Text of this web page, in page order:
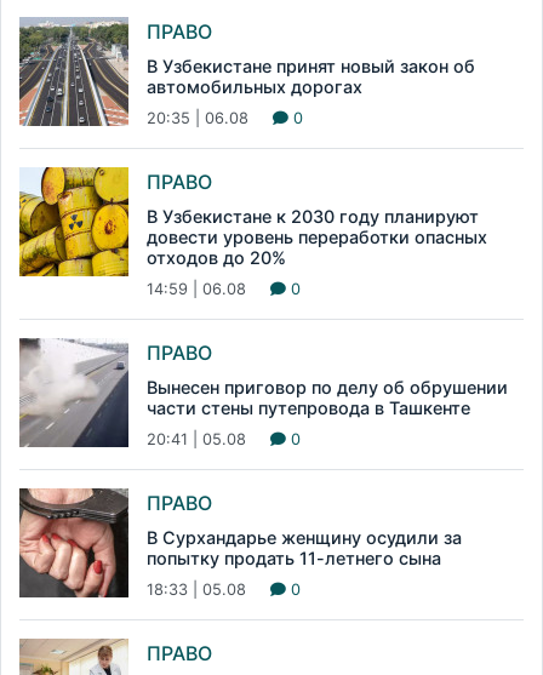
ПРАВО
В Узбекистане принят новый закон об
автомобильных дорогах
20:35 | 06.08 0
ПРАВО
В Узбекистане к 2030 году планируют
довести уровень переработки опасных
отходов до 20%
14:59 | 06.08 0
ПРАВО
Вынесен приговор по делу об обрушении
части стены путепровода в Ташкенте
20:41 | 05.08 0
ПРАВО
В Сурхандарье женщину осудили за
попытку продать 11-летнего сына
18:33 | 05.08 0
ПРАВО